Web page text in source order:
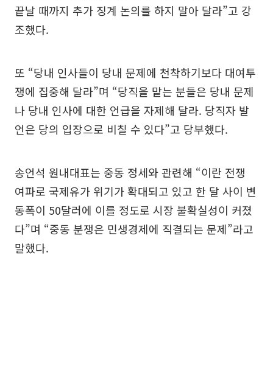
끝날 때까지 추가 징계 논의를 하지 말아 달라”고 강
조했다.
또 “당내 인사들이 당내 문제에 천착하기보다 대여투
쟁에 집중해 달라”며 “당직을 맡는 분들은 당내 문제
나 당내 인사에 대한 언급을 자제해 달라. 당직자 발
언은 당의 입장으로 비칠 수 있다”고 당부했다.
송언석 원내대표는 중동 정세와 관련해 “이란 전쟁
여파로 국제유가 위기가 확대되고 있고 한 달 사이 변
동폭이 50달러에 이를 정도로 시장 불확실성이 커졌
다”며 “중동 분쟁은 민생경제에 직결되는 문제”라고
말했다.